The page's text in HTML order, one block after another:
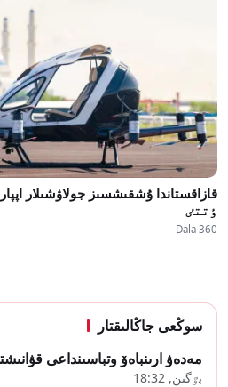
قازاقستاندا ۇشقىشسىز جولاۋشىلار
ٶتتٸ
Dala 360
سوڭعى جاڭالىقتار
مەدەۋ ارىنباەۆ وتباسىنداعى
بٷگىن, 18:32